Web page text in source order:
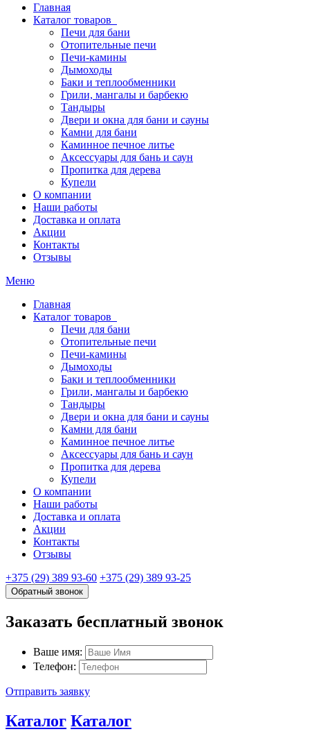
Главная
Каталог товаров
Печи для бани
Отопительные печи
Печи-камины
Дымоходы
Баки и теплообменники
Грили, мангалы и барбекю
Тандыры
Двери и окна для бани и сауны
Камни для бани
Каминное печное литье
Аксессуары для бань и саун
Пропитка для дерева
Купели
О компании
Наши работы
Доставка и оплата
Акции
Контакты
Отзывы
Меню
Главная
Каталог товаров
Печи для бани
Отопительные печи
Печи-камины
Дымоходы
Баки и теплообменники
Грили, мангалы и барбекю
Тандыры
Двери и окна для бани и сауны
Камни для бани
Каминное печное литье
Аксессуары для бань и саун
Пропитка для дерева
Купели
О компании
Наши работы
Доставка и оплата
Акции
Контакты
Отзывы
+375 (29) 389 93-60 +375 (29) 389 93-25
Обратный звонок
Заказать бесплатный звонок
Ваше имя:
Телефон:
Отправить заявку
Каталог Каталог